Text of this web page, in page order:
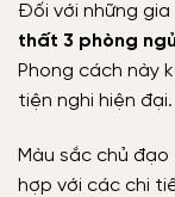
Đối với những gia
thất 3 phòng
Phong cách này
tiện nghi hiện đại.
Màu sắc chủ
hợp với các chi